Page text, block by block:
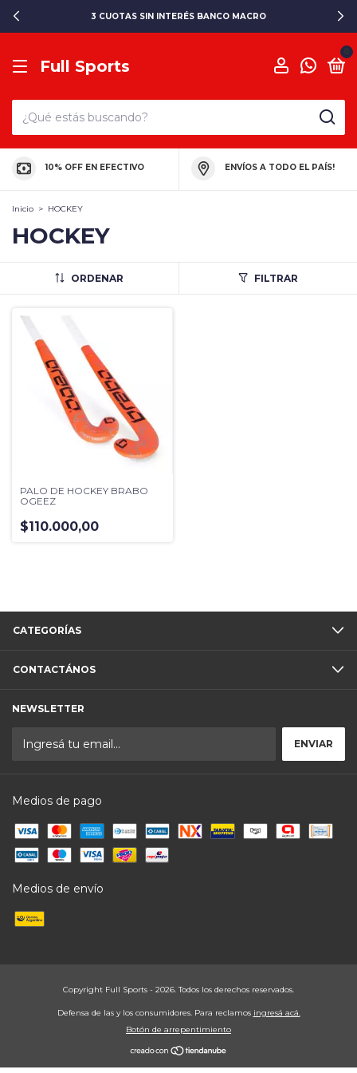
3 CUOTAS SIN INTERÉS BANCO MACRO
Full Sports
10% OFF EN EFECTIVO ENVÍOS A TODO EL PAÍS!
Inicio > HOCKEY
HOCKEY
ORDENAR FILTRAR
PALO DE HOCKEY BRABO
OGEEZ
$110.000,00
CATEGORÍAS
CONTACTÁNOS
NEWSLETTER
Medios de pago
Medios de envío
Copyright Full Sports - 2026. Todos los derechos reservados.
Defensa de las y los consumidores. Para reclamos ingresá acá.
Botón de arrepentimiento